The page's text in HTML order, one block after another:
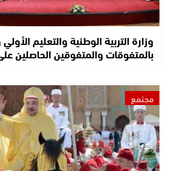
وزارة التربية الوطنية والتعليم
بالمتفوقات والمتفوقين الحاصلين
مجتمع